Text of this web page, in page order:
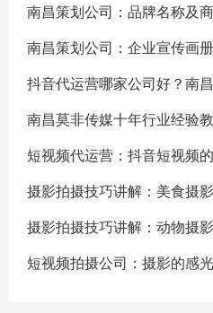
南昌策划公司：品牌名称及
南昌策划公司：企业宣传画
抖音代运营哪家公司好？南
南昌莫非传媒十年行业经验
短视频代运营：抖音短视频
摄影拍摄技巧讲解：美食摄
摄影拍摄技巧讲解：动物摄
短视频拍摄公司：摄影的感